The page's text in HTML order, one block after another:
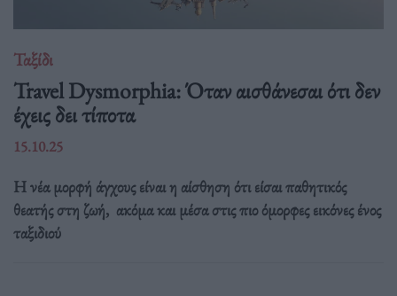
Ταξίδι
Travel Dysmorphia: Όταν αισθάνεσαι ότι δεν
έχεις δει τίποτα
15.10.25
Η νέα μορφή άγχους είναι η αίσθηση ότι είσαι παθητικός
θεατής στη ζωή, ακόμα και μέσα στις πιο όμορφες εικόνες ένος
ταξιδιού